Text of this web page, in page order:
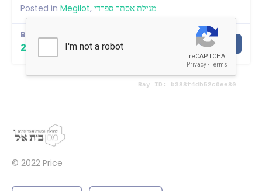
Posted in Megilot, מגילת אסתר ספרדי
BUDGET:
2,500.00 ₪ - 3,000.00 ₪ View More
© 2022 Price